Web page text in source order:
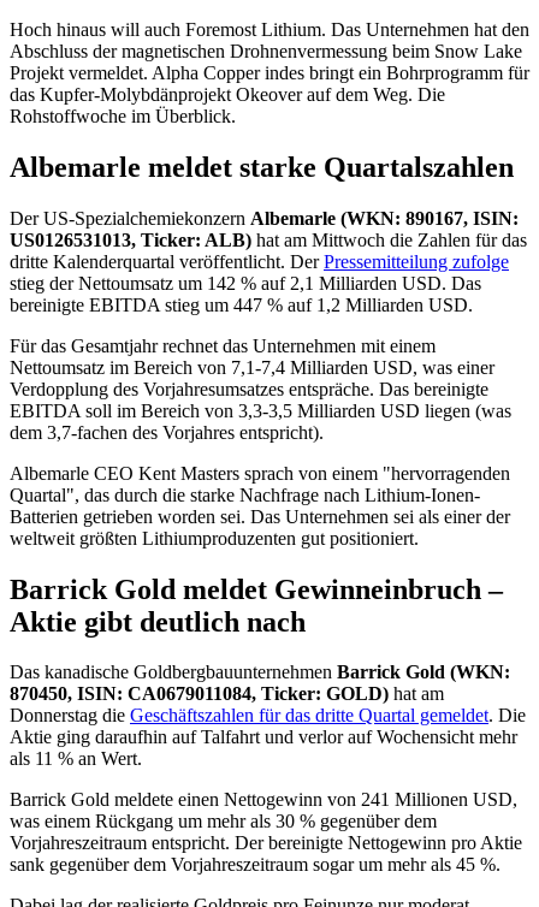
Hoch hinaus will auch Foremost Lithium. Das Unternehmen hat den
Abschluss der magnetischen Drohnenvermessung beim Snow Lake
Projekt vermeldet. Alpha Copper indes bringt ein Bohrprogramm für
das Kupfer-Molybdänprojekt Okeover auf dem Weg. Die
Rohstoffwoche im Überblick.
Albemarle meldet starke Quartalszahlen
Der US-Spezialchemiekonzern Albemarle (WKN: 890167, ISIN:
US0126531013, Ticker: ALB) hat am Mittwoch die Zahlen für das
dritte Kalenderquartal veröffentlicht. DerPressemitteilung zufolge
stieg der Nettoumsatz um 142 % auf 2,1 Milliarden USD. Das
bereinigte EBITDA stieg um 447 % auf 1,2 Milliarden USD.
Für das Gesamtjahr rechnet das Unternehmen mit einem
Nettoumsatz im Bereich von 7,1-7,4 Milliarden USD, was einer
Verdopplung des Vorjahresumsatzes entspräche. Das bereinigte
EBITDA soll im Bereich von 3,3-3,5 Milliarden USD liegen (was
dem 3,7-fachen des Vorjahres entspricht).
Albemarle CEO Kent Masters sprach von einem "hervorragenden
Quartal", das durch die starke Nachfrage nach Lithium-Ionen-
Batterien getrieben worden sei. Das Unternehmen sei als einer der
weltweit größten Lithiumproduzenten gut positioniert.
Barrick Gold meldet Gewinneinbruch –
Aktie gibt deutlich nach
Das kanadische Goldbergbauunternehmen Barrick Gold (WKN:
870450, ISIN: CA0679011084, Ticker: GOLD) hat am
Donnerstag die Geschäftszahlen für das dritte Quartal gemeldet. Die
Aktie ging daraufhin auf Talfahrt und verlor auf Wochensicht mehr
als 11 % an Wert.
Barrick Gold meldete einen Nettogewinn von 241 Millionen USD,
was einem Rückgang um mehr als 30 % gegenüber dem
Vorjahreszeitraum entspricht. Der bereinigte Nettogewinn pro Aktie
sank gegenüber dem Vorjahreszeitraum sogar um mehr als 45 %.